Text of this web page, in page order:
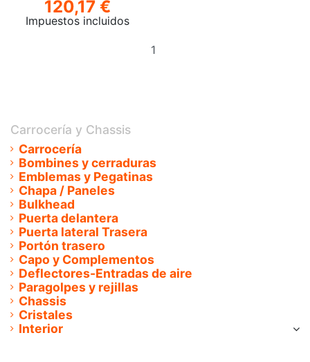
120,17 €
Impuestos incluidos
Carrocería y Chassis
Carrocería
Bombines y cerraduras
Emblemas y Pegatinas
Chapa / Paneles
Bulkhead
Puerta delantera
Puerta lateral Trasera
Portón trasero
Capo y Complementos
Deflectores-Entradas de aire
Paragolpes y rejillas
Chassis
Cristales
Interior